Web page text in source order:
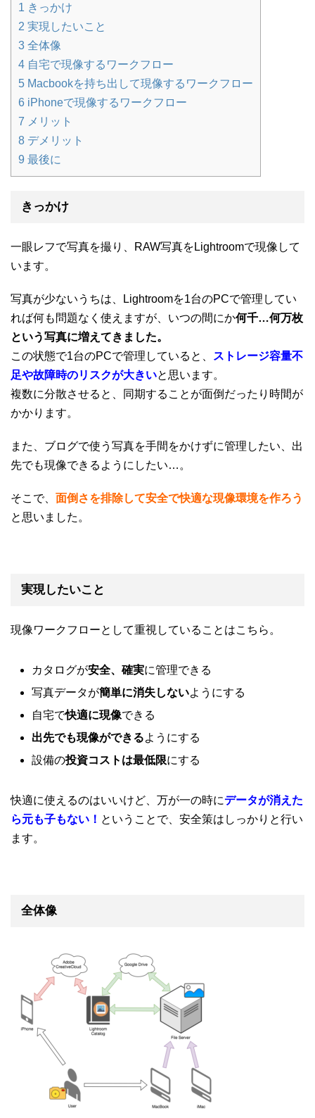
1 きっかけ
2 実現したいこと
3 全体像
4 自宅で現像するワークフロー
5 Macbookを持ち出して現像するワークフロー
6 iPhoneで現像するワークフロー
7 メリット
8 デメリット
9 最後に
きっかけ
一眼レフで写真を撮り、RAW写真をLightroomで現像して
います。
写真が少ないうちは、Lightroomを1台のPCで管理してい
れば何も問題なく使えますが、いつの間にか何千…何万枚
という写真に増えてきました。
この状態で1台のPCで管理していると、
ストレージ容量不
足や故障時のリスクが大きいと思います。
複数に分散させると、同期することが面倒だったり時間が
かかります。
また、ブログで使う写真を手間をかけずに管理したい、出
先でも現像できるようにしたい…。
そこで、 面倒さを排除して安全で快適な現像環境を作ろう
と思いました。
実現したいこと
現像ワークフローとして重視していることはこちら。
カタログが安全、確実に管理できる
写真データが簡単に消失しないようにする
自宅で快適に現像できる
出先でも現像ができるようにする
設備の投資コストは最低限にする
快適に使えるのはいいけど、万が一の時にデータが消えた
ら元も子もない！ ということで、安全策はしっかりと行い
ます。
全体像